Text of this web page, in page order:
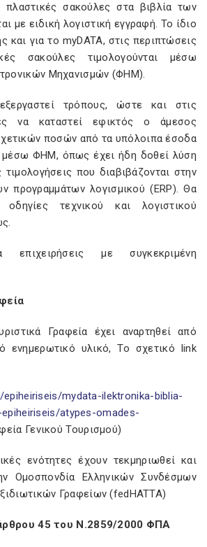
πλαστικές σακούλες στα βιβλία των
με ειδική λογιστική εγγραφή. Το ίδιο
και για το myDATA, στις περιπτώσεις
σακούλες τιμολογούνται μέσω
Μηχανισμών (ΦΗΜ).
τρόπους, ώστε και στις
να καταστεί εφικτός ο άμεσος
ποσών από τα υπόλοιπα έσοδα
μέσω ΦΗΜ, όπως έχει ήδη δοθεί λύση
τιμολογήσεις που διαβιβάζονται στην
προγραμμάτων λογισμικού (ERP). Θα
τεχνικού και λογιστικού
με συγκεκριμένη
Γραφεία έχει αναρτηθεί από
ενημερωτικό υλικό, Το σχετικό link
mydata-ilektronika-biblia-
atypes-omades-
Γενικού Τουρισμού)
ενότητες έχουν τεκμηριωθεί και
Ομοσπονδία Ελληνικών Συνδέσμων
Γραφείων (fedHATTA)
45 του Ν.2859/2000 ΦΠΑ